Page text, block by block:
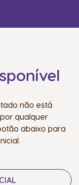
não está
qualquer
abaixo para